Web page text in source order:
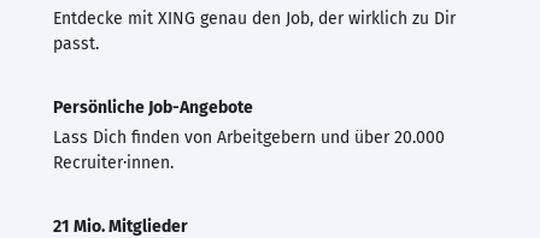
Entdecke mit XING genau den Job, der wirklich zu Dir
passt.
Persönliche Job-Angebote
Lass Dich finden von Arbeitgebern und über 20.000
Recruiter·innen.
21 Mio. Mitglieder